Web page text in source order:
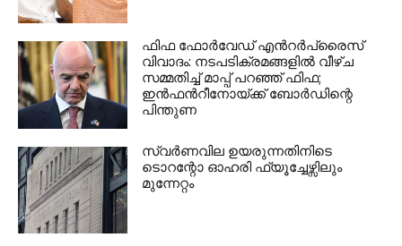
ഫിഫ ഫോർവേഡ് എൻറർപ്രൈസ്
വിവാദം: നടപടിക്രമങ്ങളിൽ വീഴ്ച
സമ്മതിച്ച് മാപ്പ് പറഞ്ഞ് ഫിഫ;
ഇൻഫൻറീനോയ്ക്ക് ബോർഡിന്റെ
പിന്തുണ
സ്വർണവില ഉയരുന്നതിനിടെ
ടൊറന്റോ ഓഹരി ഫ്യൂച്ചേഴ്സിലും
മുന്നേറ്റം